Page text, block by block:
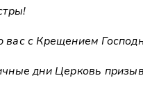
вас с Крещением
дни Церковь